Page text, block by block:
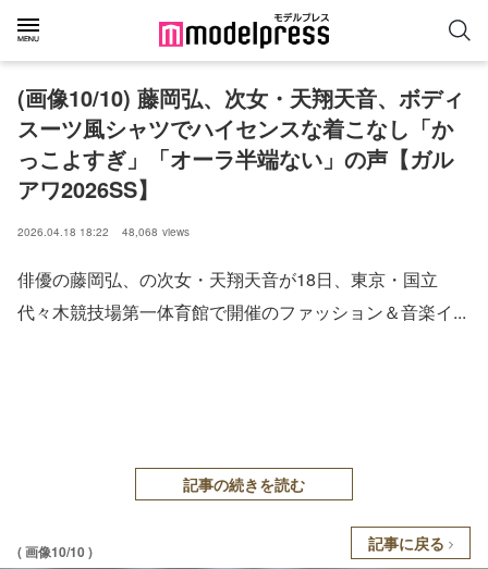
(画像10/10) 藤岡弘、次女・天翔天音、ボディ
スーツ風シャツでハイセンスな着こなし「か
っこよすぎ」「オーラ半端ない」の声【ガル
アワ2026SS】
2026.04.18 18:22 48,068 views
俳優の藤岡弘、の次女・天翔天音が18日、東京・国⽴
代々⽊競技場第⼀体育館で開催のファッション＆⾳楽イ...
記事の続きを読む
( 画像10/10 ) 記事に戻る